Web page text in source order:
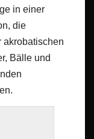
in einer
die
akrobatischen
Bälle und